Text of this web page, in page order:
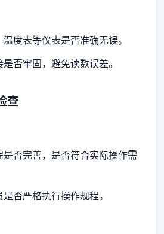
度表等仪表是否准确无误。
否牢固，避免读数误差。
查
否完善，是否符合实际操作需
否严格执行操作规程。